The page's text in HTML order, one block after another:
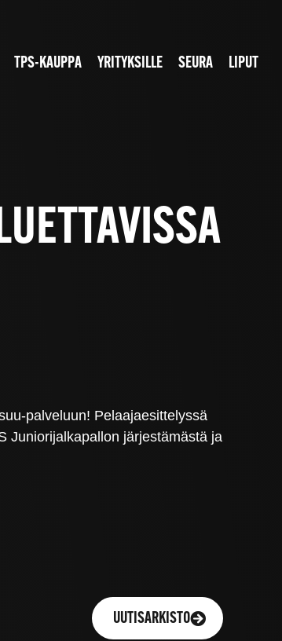
TPS-KAUPPA YRITYKSILLE SEURA LIPUT
palveluun! Pelaajaesittelyssä
Juniorijalkapallon järjestämästä ja
UUTISARKISTO